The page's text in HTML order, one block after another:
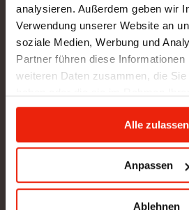
analysieren. Außerdem geben wir
Verwendung unserer Website an
soziale Medien, Werbung und
Partner führen diese
weiteren Daten zusammen, die
gesammelt haben.
Alle zulassen
Anpassen
Ablehnen
Geduld
BÜRO (kein Kundenverkehr):
Gunzing 57
4923 Lohnsburg
Tel.: +43/676/4403679
office@gurtner-infrarot.at
Anfrage